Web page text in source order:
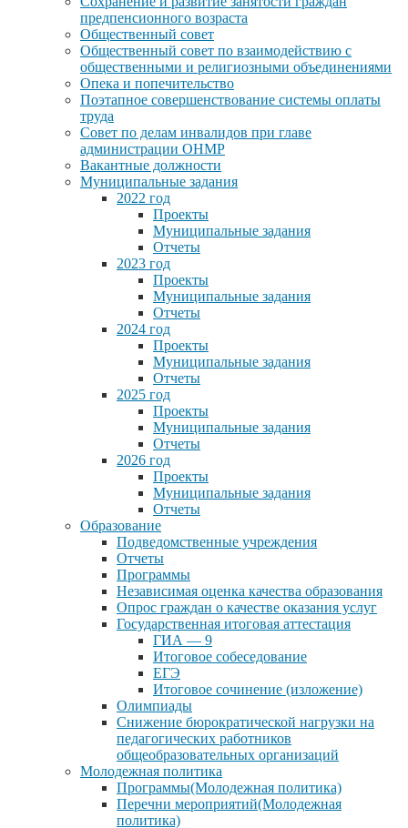
предпенсионного возраста
Общественный совет
Общественный совет по взаимодействию с
общественными и религиозными объединениями
Опека и попечительство
Поэтапное совершенствование системы оплаты
труда
Совет по делам инвалидов при главе
администрации ОНМР
Вакантные должности
Муниципальные задания
2022 год
Проекты
Муниципальные задания
Отчеты
2023 год
Проекты
Муниципальные задания
Отчеты
2024 год
Проекты
Муниципальные задания
Отчеты
2025 год
Проекты
Муниципальные задания
Отчеты
2026 год
Проекты
Муниципальные задания
Отчеты
Образование
Подведомственные учреждения
Отчеты
Программы
Независимая оценка качества образования
Опрос граждан о качестве оказания услуг
Государственная итоговая аттестация
ГИА — 9
Итоговое собеседование
ЕГЭ
Итоговое сочинение (изложение)
Олимпиады
Снижение бюрократической нагрузки на
педагогических работников
общеобразовательных организаций
Молодежная политика
Программы(Молодежная политика)
Перечни мероприятий(Молодежная
политика)